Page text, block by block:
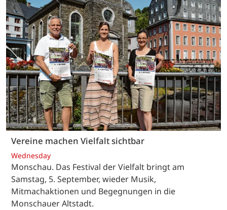
Vereine machen Vielfalt sichtbar
Wednesday
Monschau. Das Festival der Vielfalt bringt am
Samstag, 5. September, wieder Musik,
Mitmachaktionen und Begegnungen in die
Monschauer Altstadt.